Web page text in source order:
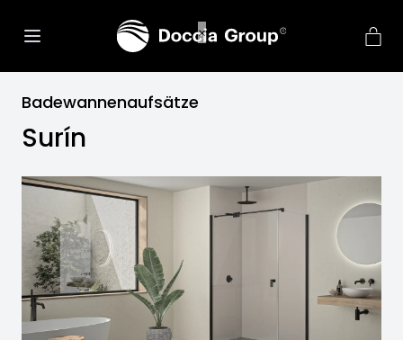
Badewannenaufsätze
Surín